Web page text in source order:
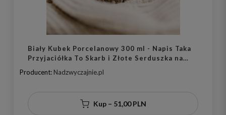
Biały Kubek Porcelanowy 300 ml - Napis Taka
Przyjaciółka To Skarb i Złote Serduszka na
Urodziny dla Przyjaciółki
Producent: Nadzwyczajnie.pl
Kup – 51,00 PLN